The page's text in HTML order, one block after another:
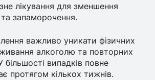
лікування для зменшення
запаморочення.
важливо уникати фізичних
алкоголю та повторних
випадків повне
протягом кількох тижнів.